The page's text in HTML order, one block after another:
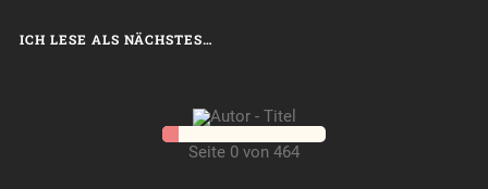
ICH LESE ALS NÄCHSTES…
Seite 0 von 464